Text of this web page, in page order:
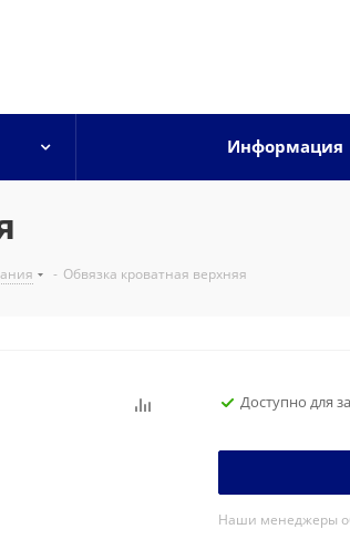
Информация
- Обвязка кроватная верхняя
Доступно для
Наши менеджеры